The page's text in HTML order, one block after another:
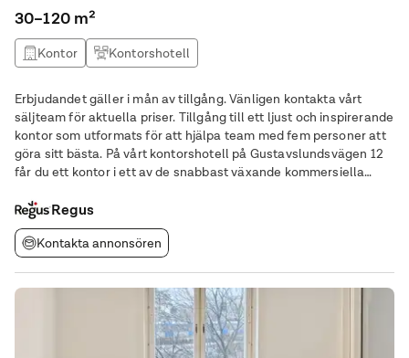
30–120 m²
Kontor Kontorshotell
Erbjudandet gäller i mån av tillgång. Vänligen kontakta vårt
säljteam för aktuella priser. Tillgång till ett ljust och inspirerande
kontor som utformats för att hjälpa team med fem personer att
göra sitt bästa. På vårt kontorshotell på Gustavslundsvägen 12
får du ett kontor i ett av de snabbast växande kommersiella
enkelhet med ett
Regus
Kontakta annonsören